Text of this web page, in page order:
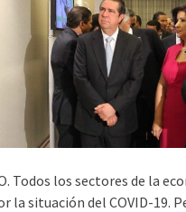
Todos los secto­res de la
la situación del COVID-19.